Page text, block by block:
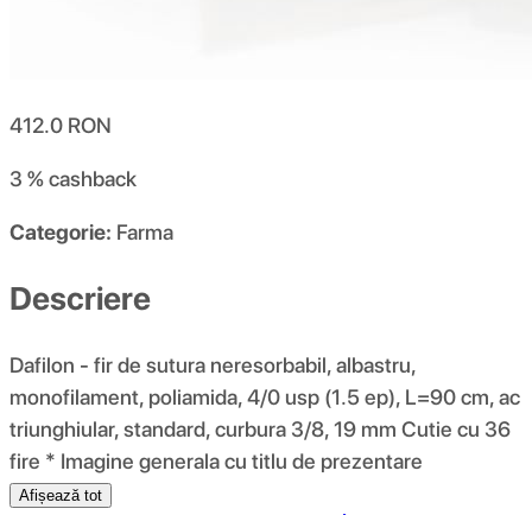
412.0 RON
3 %cashback
Categorie: Farma
Descriere
Dafilon - fir de sutura neresorbabil, albastru,
monofilament, poliamida, 4/0 usp (1.5 ep), L=90 cm, ac
triunghiular, standard, curbura 3/8, 19 mm Cutie cu 36
fire * Imagine generala cu titlu de prezentare
Afișează tot